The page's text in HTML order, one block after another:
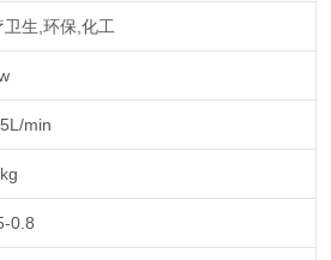
卫生,环保,化工
min
0.8